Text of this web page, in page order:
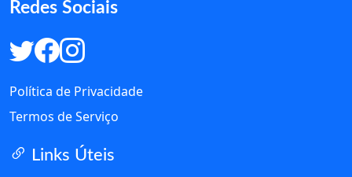
Redes Sociais
Política de Privacidade
Termos de Serviço
Links Úteis